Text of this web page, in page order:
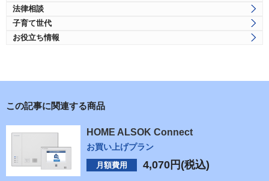
法律相談
子育て世代
お役立ち情報
この記事に関連する商品
HOME ALSOK Connect
お買い上げプラン
月額費用 4,070 円(税込)